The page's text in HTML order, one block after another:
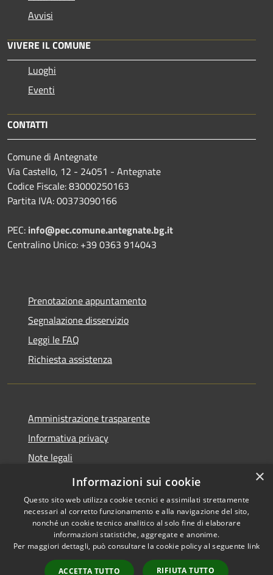
Avvisi
VIVERE IL COMUNE
Luoghi
Eventi
CONTATTI
Comune di Antegnate
Via Castello, 12 - 24051 - Antegnate
Codice Fiscale: 83000250163
Partita IVA: 00373090166
PEC: info@pec.comune.antegnate.bg.it
Centralino Unico: +39 0363 914043
Prenotazione appuntamento
Segnalazione disservizio
Leggi le FAQ
Richiesta assistenza
Amministrazione trasparente
Informativa privacy
Note legali
Dichiarazione di accessibilità
Accessibilità
Copyright © 2026 • Comune di
Antegnate • Powered by
Municipium• Accesso
×
Informazioni sui cookie
Questo sito web utilizza cookie tecnici e assimilati strettamente
necessari al corretto funzionamento e alla navigazione del sito,
nonché un cookie tecnico analitico al solo fine di elaborare
informazioni statistiche, aggregate e anonime.
Per maggiori dettagli, può consultare la cookie policy al seguente link
ACCETTA TUTTO RIFIUTA TUTTO